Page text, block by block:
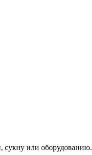
сукну или оборудованию.